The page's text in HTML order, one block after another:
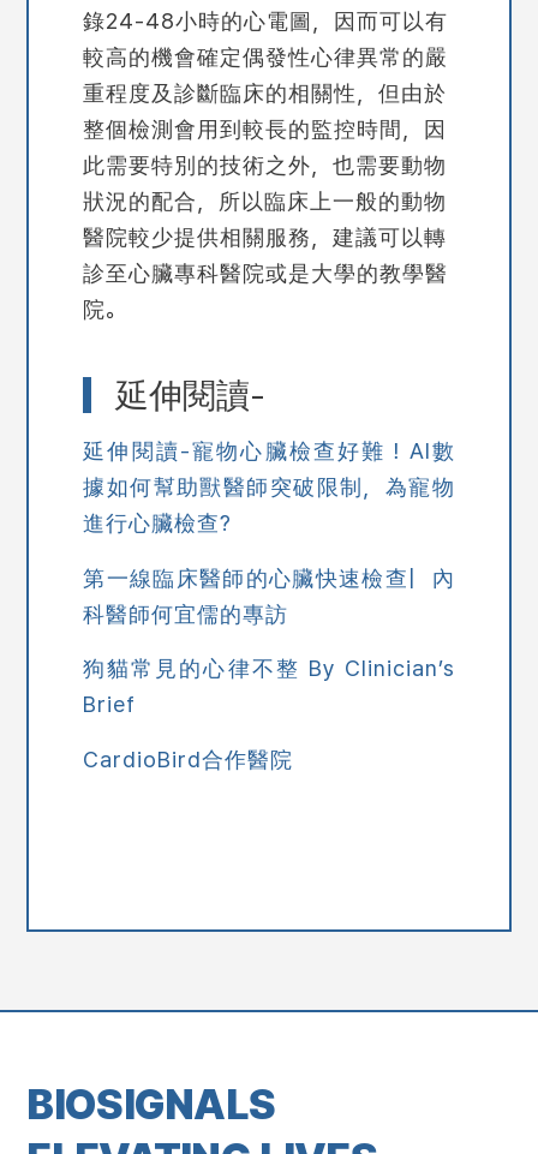
錄24-48小時的心電圖，因而可以有
較高的機會確定偶發性心律異常的嚴
重程度及診斷臨床的相關性，但由於
整個檢測會用到較長的監控時間，因
此需要特別的技術之外，也需要動物
狀況的配合，所以臨床上一般的動物
醫院較少提供相關服務，建議可以轉
診至心臟專科醫院或是大學的教學醫
院。
延伸閱讀-
延伸閱讀-寵物心臟檢查好難！AI數
據如何幫助獸醫師突破限制，為寵物
進行心臟檢查?
第一線臨床醫師的心臟快速檢查| 內
科醫師何宜儒的專訪
狗貓常見的心律不整 By Clinician’s
Brief
CardioBird合作醫院
BIOSIGNALS